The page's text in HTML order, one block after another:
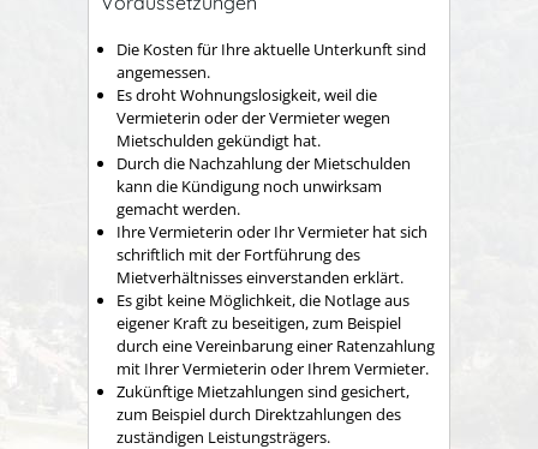
Die Kosten für Ihre aktuelle Unterkunft sind
angemessen.
Es droht Wohnungslosigkeit, weil die
Vermieterin oder der Vermieter wegen
Mietschulden gekündigt hat.
Durch die Nachzahlung der Mietschulden
kann die Kündigung noch unwirksam
gemacht werden.
Ihre Vermieterin oder Ihr Vermieter hat sich
schriftlich mit der Fortführung des
Mietverhältnisses einverstanden erklärt.
Es gibt keine Möglichkeit, die Notlage aus
eigener Kraft zu beseitigen, zum Beispiel
durch eine Vereinbarung einer Ratenzahlung
mit Ihrer Vermieterin oder Ihrem Vermieter.
Zukünftige Mietzahlungen sind gesichert,
zum Beispiel durch Direktzahlungen des
zuständigen Leistungsträgers.